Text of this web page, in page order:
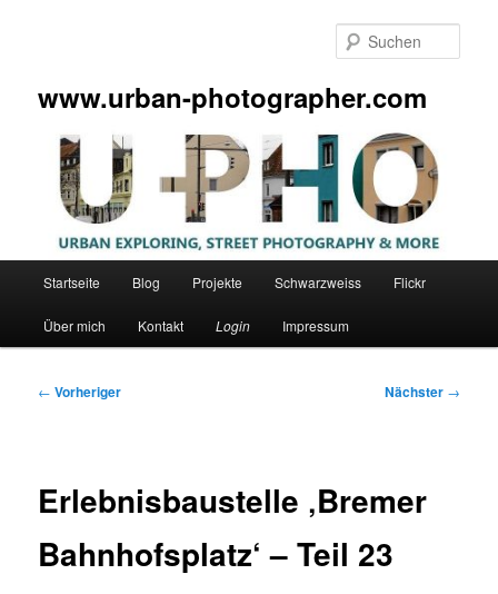
www.urban-photographer.com
Startseite Blog Projekte Schwarzweiss Flickr
Über mich Kontakt Login Impressum
Beitragsnavigation
← Vorheriger Nächster →
Erlebnisbaustelle ‚Bremer
Bahnhofsplatz‘ – Teil 23